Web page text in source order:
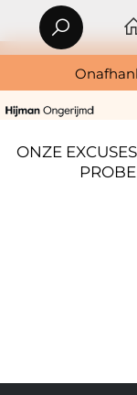
ONZE